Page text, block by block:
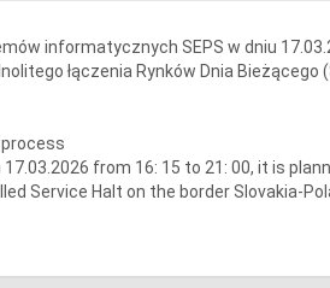
informatycznych SEPS w dniu
łączenia Rynków Dnia Bieżącego
from 16: 15 to 21: 00, it is
Service Halt on the border Slovakia-